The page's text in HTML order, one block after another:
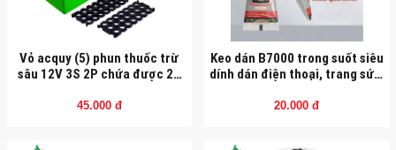
Vỏ acquy (5) phun thuốc trừ
sâu 12V 3S 2P chứa được 21
45.000 đ
Keo dán B7000 trong suốt siêu
dính dán điện thoại, trang sức,
20.000 đ